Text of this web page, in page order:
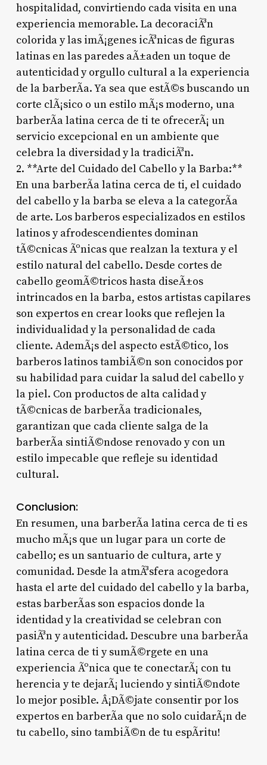
hospitalidad, convirtiendo cada visita en una
experiencia memorable. La decoraciÃ³n
colorida y las imÃ¡genes icÃ³nicas de figuras
latinas en las paredes aÃ±aden un toque de
autenticidad y orgullo cultural a la experiencia
de la barberÃ­a. Ya sea que estÃ©s buscando un
corte clÃ¡sico o un estilo mÃ¡s moderno, una
barberÃ­a latina cerca de ti te ofrecerÃ¡ un
servicio excepcional en un ambiente que
celebra la diversidad y la tradiciÃ³n.
2. **Arte del Cuidado del Cabello y la Barba:**
En una barberÃ­a latina cerca de ti, el cuidado
del cabello y la barba se eleva a la categorÃ­a
de arte. Los barberos especializados en estilos
latinos y afrodescendientes dominan
tÃ©cnicas Ãºnicas que realzan la textura y el
estilo natural del cabello. Desde cortes de
cabello geomÃ©tricos hasta diseÃ±os
intrincados en la barba, estos artistas capilares
son expertos en crear looks que reflejen la
individualidad y la personalidad de cada
cliente. AdemÃ¡s del aspecto estÃ©tico, los
barberos latinos tambiÃ©n son conocidos por
su habilidad para cuidar la salud del cabello y
la piel. Con productos de alta calidad y
tÃ©cnicas de barberÃ­a tradicionales,
garantizan que cada cliente salga de la
barberÃ­a sintiÃ©ndose renovado y con un
estilo impecable que refleje su identidad
cultural.
Conclusion:
En resumen, una barberÃ­a latina cerca de ti es
mucho mÃ¡s que un lugar para un corte de
cabello; es un santuario de cultura, arte y
comunidad. Desde la atmÃ³sfera acogedora
hasta el arte del cuidado del cabello y la barba,
estas barberÃ­as son espacios donde la
identidad y la creatividad se celebran con
pasiÃ³n y autenticidad. Descubre una barberÃ­a
latina cerca de ti y sumÃ©rgete en una
experiencia Ãºnica que te conectarÃ¡ con tu
herencia y te dejarÃ¡ luciendo y sintiÃ©ndote
lo mejor posible. Â¡DÃ©jate consentir por los
expertos en barberÃ­a que no solo cuidarÃ¡n de
tu cabello, sino tambiÃ©n de tu espÃ­ritu!